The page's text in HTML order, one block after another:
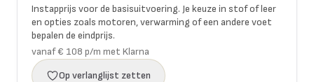
Instapprijs voor de basisuitvoering. Je keuze in stof of leer
en opties zoals motoren, verwarming of een andere voet
bepalen de eindprijs.
vanaf € 108 p/m met Klarna
Op verlanglijst zetten